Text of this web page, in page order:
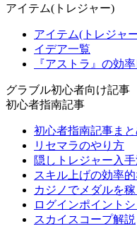
アイテム(トレジャー)
アイテム(トレジャ
イデア一覧
『アストラ』の効
グラブル初心者向け記事
初心者指南記事
初心者指南記事まと
リセマラのやり方
隠しトレジャー入
スキル上げの効率
カジノでメダルを
ログインポイント
スカイスコープ解説